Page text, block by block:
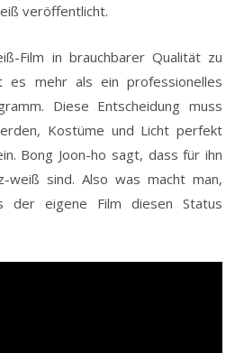
veröffentlicht.
Film in brauchbarer Qualität zu
es mehr als ein professionelles
Diese Entscheidung muss
Kostüme und Licht perfekt
Bong Joon-ho sagt, dass für ihn
weiß sind. Also was macht man,
der eigene Film diesen Status